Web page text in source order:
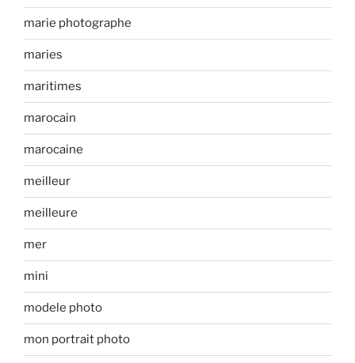
marie photographe
maries
maritimes
marocain
marocaine
meilleur
meilleure
mer
mini
modele photo
mon portrait photo